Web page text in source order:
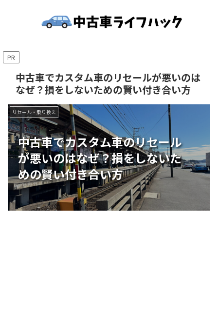
PR
中古車でカスタム車のリセールが悪いのは
なぜ？損をしないための賢い付き合い方
中古車でカスタム車のリセール
が悪いのはなぜ？損をしないた
めの賢い付き合い方
リセール・乗り換え